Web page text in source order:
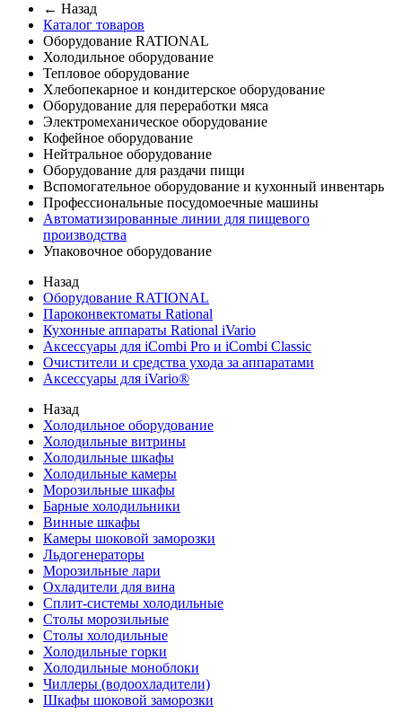
← Назад
Каталог товаров
Оборудование RATIONAL
Холодильное оборудование
Тепловое оборудование
Хлебопекарное и кондитерское оборудование
Оборудование для переработки мяса
Электромеханическое оборудование
Кофейное оборудование
Нейтральное оборудование
Оборудование для раздачи пищи
Вспомогательное оборудование и кухонный инвентарь
Профессиональные посудомоечные машины
Автоматизированные линии для пищевого
производства
Упаковочное оборудование
Назад
Оборудование RATIONAL
Пароконвектоматы Rational
Кухонные аппараты Rational iVario
Аксессуары для iCombi Pro и iCombi Classic
Очистители и средства ухода за аппаратами
Аксессуары для iVario®
Назад
Холодильное оборудование
Холодильные витрины
Холодильные шкафы
Холодильные камеры
Морозильные шкафы
Барные холодильники
Винные шкафы
Камеры шоковой заморозки
Льдогенераторы
Морозильные лари
Охладители для вина
Сплит-системы холодильные
Столы морозильные
Столы холодильные
Холодильные горки
Холодильные моноблоки
Чиллеры (водоохладители)
Шкафы шоковой заморозки